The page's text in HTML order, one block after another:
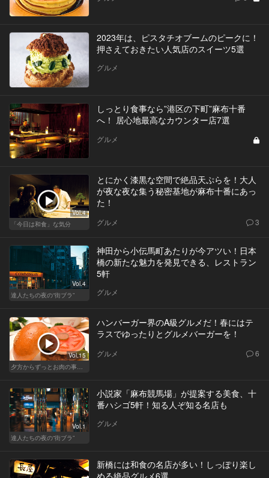
2023年は、ピスタチオブームのピークに！
押さえておきたい人気店のスイーツ5選
グルメ
しっとり食事なら”港区の下町”麻布十番
へ！ 居心地最高なカウンター店7選
グルメ
Vol.4
「今日は和食」な気分
とにかく漆黒な空間で絶品天ぷらを！大人
が夜な夜な集う秘密基地が麻布十番にあっ
た！
グルメ 3
Vol.4
達人たちの夜の“街ブラ”
神田から小伝馬町あたりが今アツい！日本
橋の新たな魅力を発見できる、レストラン
5軒
グルメ
Vol.15
ハンバーガー界のA級グルメだ！春にはテ
ラスでゆったりとグルメバーガーを！
グルメ 6
Vol.1
達人たちの夜の“街ブラ”
小説家「麻布競馬場」が提案する美食、十
番ハシゴ5軒！知る人ぞ知る名店も
グルメ
新橋には和食の名店が多い！しっぽり楽し
める絶品グルメ6選